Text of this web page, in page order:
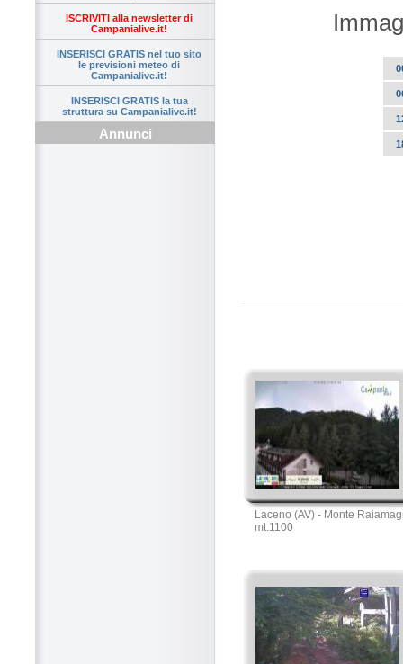
ISCRIVITI alla newsletter di
Campanialive.it!
INSERISCI GRATIS nel tuo sito
le previsioni meteo di
Campanialive.it!
INSERISCI GRATIS la tua
struttura su Campanialive.it!
Annunci
Laceno (AV) - Monte
mt.1100